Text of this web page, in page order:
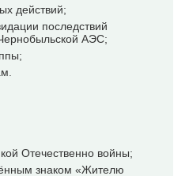
действий;
последствий
АЭС;
Отечественно войны;
знаком «Жителю